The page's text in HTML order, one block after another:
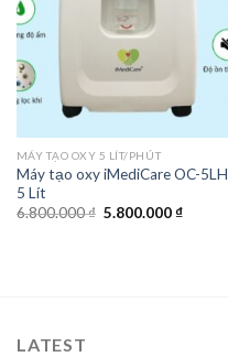
MÁY TẠO OXY 5 LÍT/PHÚT
Máy tạo oxy iMediCare OC-5LH
5 Lít
6.800.000₫ Original
5.800.000₫Current
LATEST